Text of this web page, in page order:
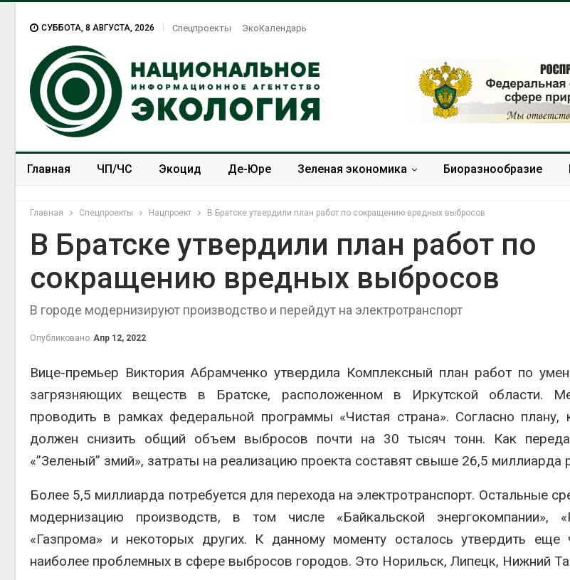
СУББОТА, 8 АВГУСТА, 2026 Спецпроекты ЭкоКалендарь
Главная ЧП/ЧС Экоцид Де-Юре Зеленая экономика Биоразнообразие
Главная Спецпроекты Нацпроект В Братске утвердили план работ по сокращению вредных выбросов
В Братске утвердили план работ по
сокращению вредных выбросов
В городе модернизируют производство и перейдут на электротранспорт
Опубликовано Апр 12, 2022
Вице-премьер Виктория Абрамченко утвердила Комплексный план работ по
загрязняющих веществ в Братске, расположенном в Иркутской области.
проводить в рамках федеральной программы «Чистая страна». Согласно плану,
должен снизить общий объем выбросов почти на 30 тысяч тонн. Как
«”Зеленый” змий», затраты на реализацию проекта составят свыше 26,5 миллиарда
Более 5,5 миллиарда потребуется для перехода на электротранспорт. Остальные
модернизацию производств, в том числе «Байкальской энергокомпании»,
«Газпрома» и некоторых других. К данному моменту осталось утвердить еще
наиболее проблемных в сфере выбросов городов. Это Норильск, Липецк, Нижний
Тайфун, засуха и пожары:
сразу несколько
экстремальными
Солнечные панели над
одновременно
вырабатывать энергию и
экономить воду
Авг 7, 2026
Дождевая вода с крыш
переживать жару
Минприроды
потребовало ускорить
строительство мусорных